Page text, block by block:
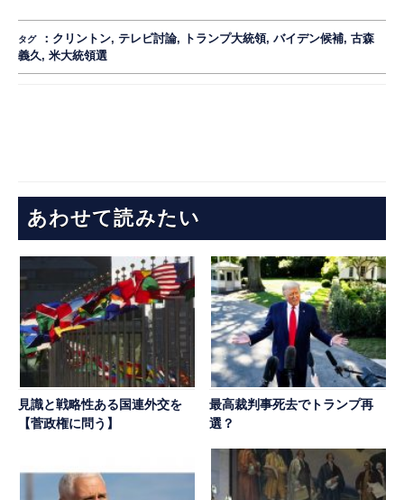
タグ ： クリントン, テレビ討論, トランプ大統領,バイデン候補,古森
義久,米大統領選
あわせて読みたい
見識と戦略性ある国連外交を
【菅政権に問う】
最高裁判事死去でトランプ再
選？